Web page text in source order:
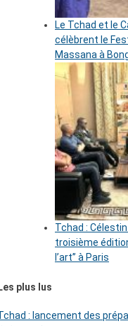
Le Tchad et le
célèbrent le
Massana à
Tchad :
troisième
l’art’’ à Paris
Les plus lus
: lancement des